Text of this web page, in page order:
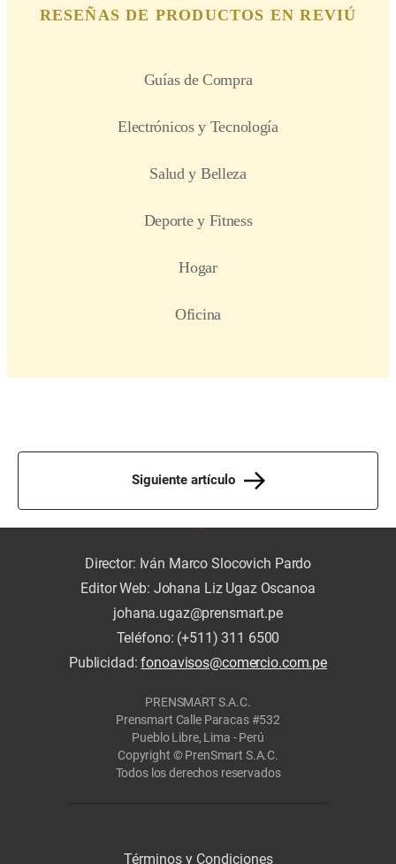
Siguiente artículo
Director: Iván Marco Slocovich Pardo
Editor Web: Johana Liz Ugaz Oscanoa
johana.ugaz@prensmart.pe
Teléfono: (+511) 311 6500
Publicidad:fonoavisos@comercio.com.pe
PRENSMART S.A.C.
Prensmart Calle Paracas #532
Pueblo Libre, Lima - Perú
Copyright © PrenSmart S.A.C.
Todos los derechos reservados
Términos y Condiciones